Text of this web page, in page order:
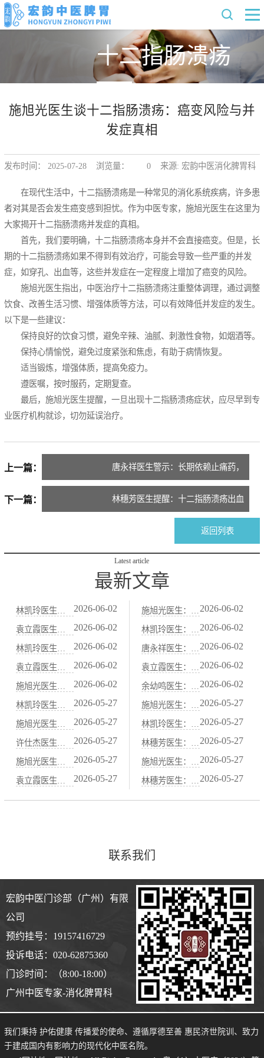
十二指肠溃疡
施旭光医生谈十二指肠溃疡：癌变风险与并
发症真相
发布时间： 2025-07-28 浏览量： 0来源: 宏韵中医消化脾胃科
在现代生活中，十二指肠溃疡是一种常见的消化系统疾病，许多患
者对其是否会发生癌变感到担忧。作为中医专家，施旭光医生在这里为
大家揭开十二指肠溃疡并发症的真相。
首先，我们要明确，十二指肠溃疡本身并不会直接癌变。但是，长
期的十二指肠溃疡如果不得到有效治疗，可能会导致一些严重的并发
症，如穿孔、出血等，这些并发症在一定程度上增加了癌变的风险。
施旭光医生指出，中医治疗十二指肠溃疡注重整体调理，通过调整
饮食、改善生活习惯、增强体质等方法，可以有效降低并发症的发生。
以下是一些建议：
保持良好的饮食习惯，避免辛辣、油腻、刺激性食物，如烟酒等。
保持心情愉悦，避免过度紧张和焦虑，有助于病情恢复。
适当锻炼，增强体质，提高免疫力。
遵医嘱，按时服药，定期复查。
最后，施旭光医生提醒，一旦出现十二指肠溃疡症状，应尽早到专
业医疗机构就诊，切勿延误治疗。
上一篇： 唐永祥医生警示：长期依赖止痛药，
当心诱发十二指肠溃疡！
下一篇： 林穗芳医生提醒：十二指肠溃疡出血
返回列表
Latest article
最新文章
2026-06-02 2026-06-02
2026-06-02 2026-06-02
2026-06-02 2026-06-02
2026-06-02 2026-06-02
2026-06-02 2026-06-02
2026-05-27 2026-05-27
2026-05-27 2026-05-27
2026-05-27 2026-05-27
2026-05-27 2026-05-27
2026-05-27 2026-05-27
联系我们
宏韵中医门诊部（广州）有限
公司
预约挂号：19157416729
投诉电话：020-62875360
门诊时间：（8:00-18:00）
广州中医专家-消化脾胃科
我们秉持 护佑健康 传播爱的使命、遵循厚德至善 惠民济世院训、致力
于建成国内有影响力的现代化中医名院。